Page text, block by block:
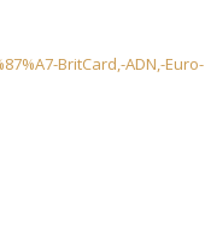
BritCard,-ADN,-Euro-